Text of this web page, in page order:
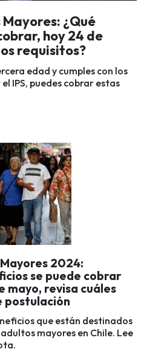
¿Qué
hoy 24 de
requisitos?
edad y cumples con los
IPS, puedes cobrar estas
2024:
se puede cobrar
mayo, revisa cuáles
postulación
que están destinados
mayores en Chile. Lee